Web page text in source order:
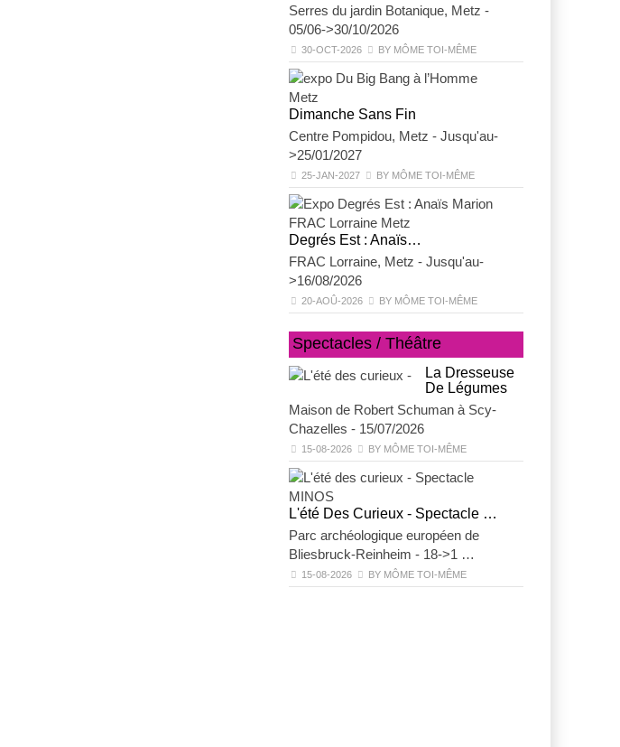
Serres du jardin Botanique, Metz -
05/06->30/10/2026
30-OCT-2026 BY MÔME TOI-MÊME
Dimanche Sans Fin
Centre Pompidou, Metz - Jusqu'au-
>25/01/2027
25-JAN-2027 BY MÔME TOI-MÊME
Degrés Est : Anaïs…
FRAC Lorraine, Metz - Jusqu'au-
>16/08/2026
20-AOÛ-2026 BY MÔME TOI-MÊME
Spectacles / Théâtre
La Dresseuse
De Légumes
Maison de Robert Schuman à Scy-
Chazelles - 15/07/2026
15-08-2026 BY MÔME TOI-MÊME
L'été Des Curieux - Spectacle …
Parc archéologique européen de
Bliesbruck-Reinheim - 18->1 …
15-08-2026 BY MÔME TOI-MÊME